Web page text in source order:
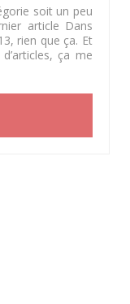
soit un peu
article Dans
rien que ça. Et
ça me